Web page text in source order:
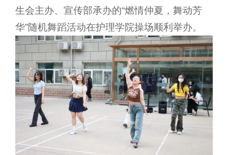
生会主办、宣传部承办的“燃情仲夏，舞动芳
华”随机舞蹈活动在护理学院操场顺利举办。